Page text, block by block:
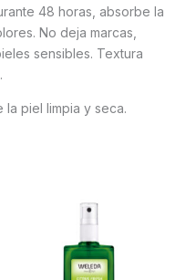
48 horas, absorbe la
No deja marcas,
sensibles. Textura
la piel limpia y seca.